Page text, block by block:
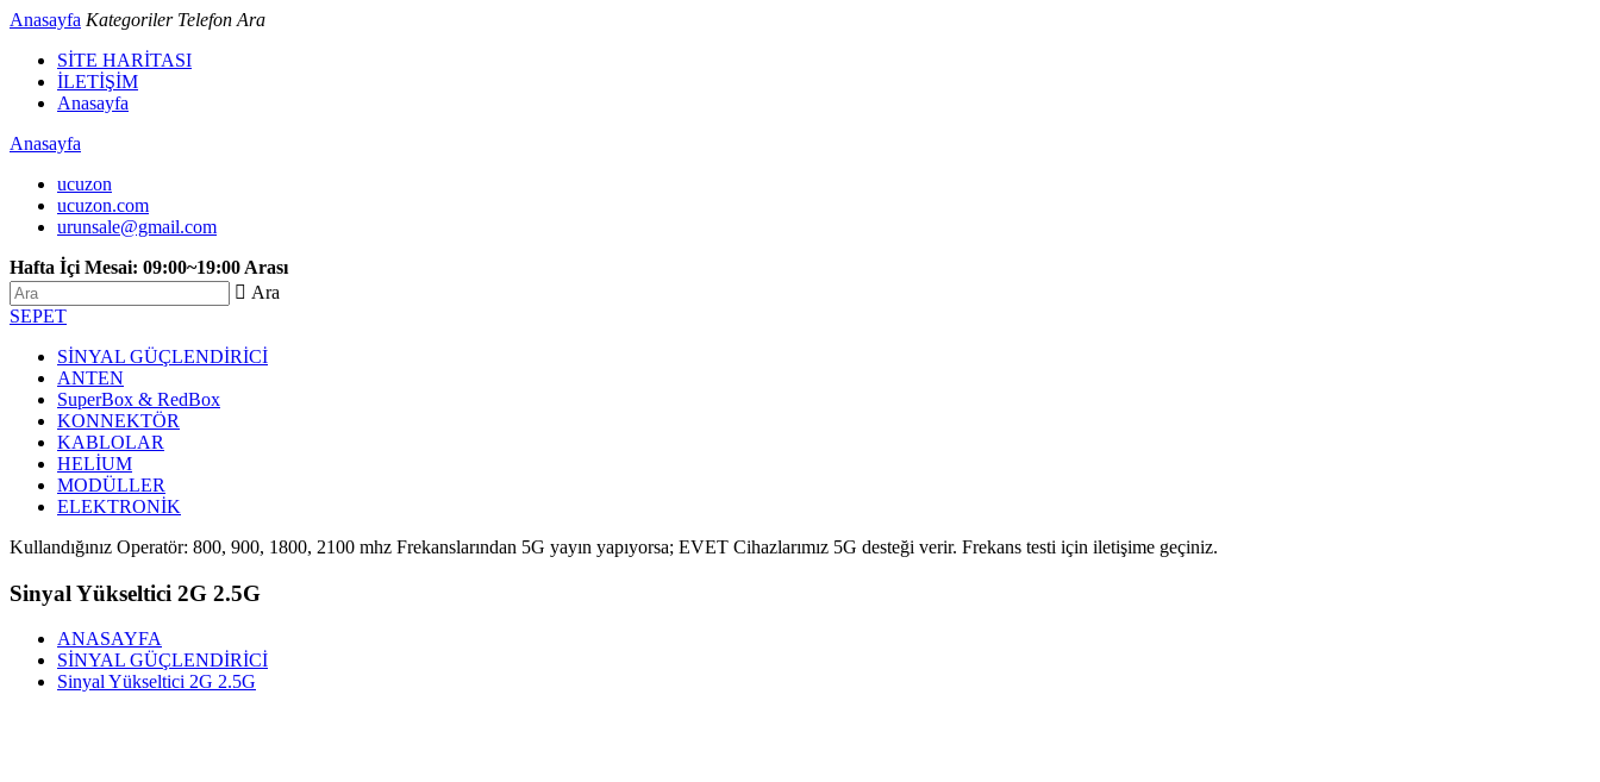
Anasayfa Kategoriler Telefon Ara
SİTE HARİTASI
İLETİŞİM
Anasayfa
Anasayfa
ucuzon
ucuzon.com
urunsale@gmail.com
Hafta İçi Mesai: 09:00~19:00 Arası
 Ara
SEPET
SİNYAL GÜÇLENDİRİCİ
ANTEN
SuperBox & RedBox
KONNEKTÖR
KABLOLAR
HELİUM
MODÜLLER
ELEKTRONİK
Kullandığınız Operatör: 800, 900, 1800, 2100 mhz Frekanslarından 5G yayın yapıyorsa; EVET Cihazlarımız 5G desteği verir. Frekans testi için iletişime geçiniz.
Sinyal Yükseltici 2G 2.5G
ANASAYFA
SİNYAL GÜÇLENDİRİCİ
Sinyal Yükseltici 2G 2.5G